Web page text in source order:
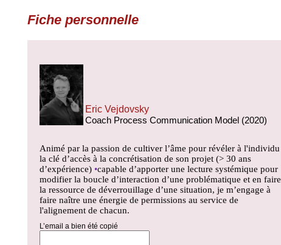
Fiche personnelle
Eric Vejdovsky
Coach Process Communication Model (2020)
Animé par la passion de cultiver l’âme pour révéler à l'individu
la clé d’accès à la concrétisation de son projet (> 30 ans
d’expérience) •capable d’apporter une lecture systémique pour
modifier la boucle d’interaction d’une problématique et en faire
la ressource de déverrouillage d’une situation, je m’engage à
faire naître une énergie de permissions au service de
l'alignement de chacun.
L’email a bien été copié